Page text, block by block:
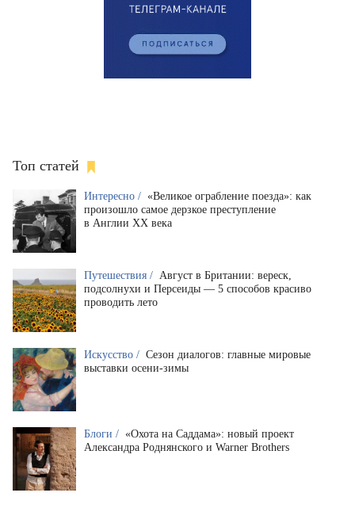
Топ статей
Интересно / «Великое ограбление поезда»: как
произошло самое дерзкое преступление
в Англии XX века
Путешествия / Август в Британии: вереск,
подсолнухи и Персеиды — 5 способов красиво
проводить лето
Искусство / Сезон диалогов: главные мировые
выставки осени-зимы
Блоги / «Охота на Саддама»: новый проект
Александра Роднянского и Warner Brothers